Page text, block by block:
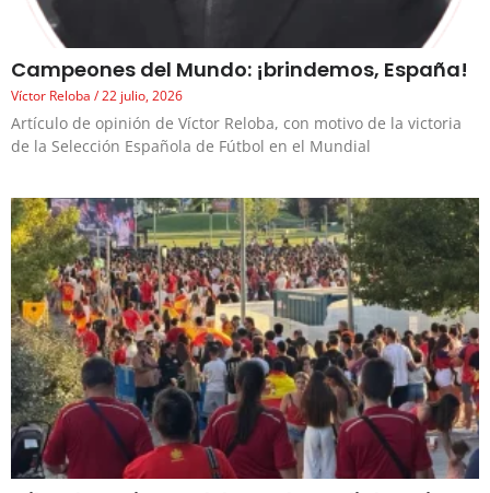
Campeones del Mundo: ¡brindemos, España!
Víctor Reloba 22 julio, 2026
Artículo de opinión de Víctor Reloba, con motivo de la victoria
de la Selección Española de Fútbol en el Mundial